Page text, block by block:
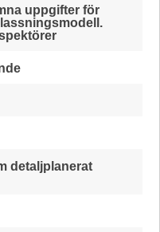
uppgifter för
detaljplanerat